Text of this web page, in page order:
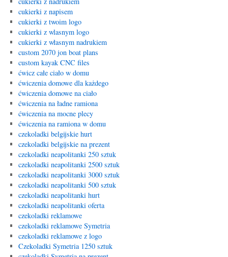
cukierki z napisem
cukierki z twoim logo
cukierki z wlasnym logo
cukierki z własnym nadrukiem
custom 2070 jon boat plans
custom kayak CNC files
ćwicz całe ciało w domu
ćwiczenia domowe dla każdego
ćwiczenia domowe na ciało
ćwiczenia na ładne ramiona
ćwiczenia na mocne plecy
ćwiczenia na ramiona w domu
czekoladki belgijskie hurt
czekoladki belgijskie na prezent
czekoladki neapolitanki 250 sztuk
czekoladki neapolitanki 2500 sztuk
czekoladki neapolitanki 3000 sztuk
czekoladki neapolitanki 500 sztuk
czekoladki neapolitanki hurt
czekoladki neapolitanki oferta
czekoladki reklamowe
czekoladki reklamowe Symetria
czekoladki reklamowe z logo
Czekoladki Symetria 1250 sztuk